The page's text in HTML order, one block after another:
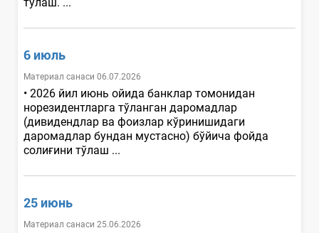
6 июль
Материал санаси 06.07.2026
• 2026 йил июнь ойида банклар томонидан
норезидентларга тўланган даромадлар
(дивидендлар ва фоизлар кўринишидаги
даромадлар бундан мустасно) бўйича фойда
солиғини тўлаш ...
25 июнь
Материал санаси 25.06.2026